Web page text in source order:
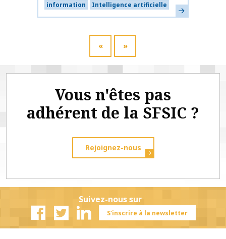
information
Intelligence artificielle En savoir plus
« »
Vous n'êtes pas
adhérent de la SFSIC ?
Rejoignez-nous
Suivez-nous sur
S'inscrire à la newsletter